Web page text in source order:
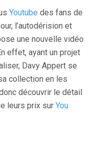
Youtube des fans de
l’autodérision et
une nouvelle vidéo
effet, ayant un projet
Davy Appert se
collection en les
découvrir le détail
leurs prix sur You